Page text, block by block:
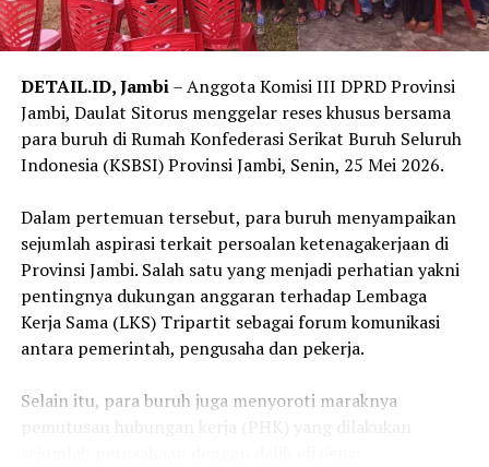
DETAIL.ID, Jambi– Anggota Komisi III DPRD Provinsi
Jambi, Daulat Sitorus menggelar reses khusus bersama
para buruh di Rumah Konfederasi Serikat Buruh Seluruh
Indonesia (KSBSI) Provinsi Jambi, Senin, 25 Mei 2026.
‎Dalam pertemuan tersebut, para buruh menyampaikan
sejumlah aspirasi terkait persoalan ketenagakerjaan di
Provinsi Jambi. Salah satu yang menjadi perhatian yakni
pentingnya dukungan anggaran terhadap Lembaga
Kerja Sama (LKS) Tripartit sebagai forum komunikasi
antara pemerintah, pengusaha dan pekerja.
‎Selain itu, para buruh juga menyoroti maraknya